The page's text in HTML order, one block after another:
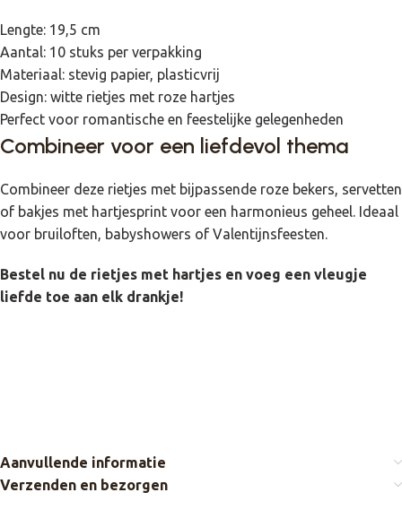
Lengte: 19,5 cm
Aantal: 10 stuks per verpakking
Materiaal: stevig papier, plasticvrij
Design: witte rietjes met roze hartjes
Perfect voor romantische en feestelijke gelegenheden
Combineer voor een liefdevol thema
Combineer deze rietjes met bijpassende roze bekers, servetten
of bakjes met hartjesprint voor een harmonieus geheel. Ideaal
voor bruiloften, babyshowers of Valentijnsfeesten.
Bestel nu de rietjes met hartjes en voeg een vleugje
liefde toe aan elk drankje!
Aanvullende informatie
Verzenden en bezorgen